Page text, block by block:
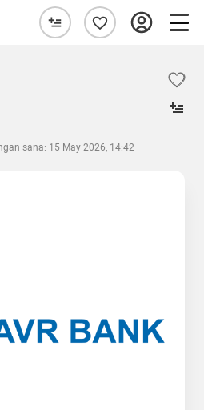
sana: 15 May 2026, 14:42